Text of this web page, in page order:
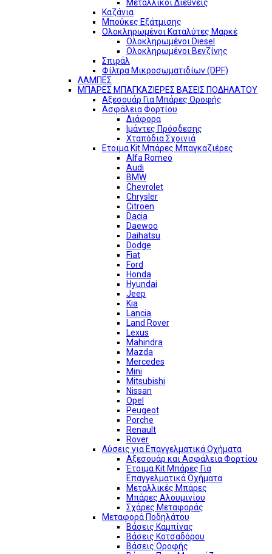
Μεταλλικοί Διεθνείς
Καζάνια
Μπούκες Εξάτμισης
Ολοκληρωμένοι Καταλύτες Μαρκέ
Ολοκληρωμένοι Diesel
Ολοκληρωμένοι Βενζίνης
Σπιράλ
Φίλτρα Μικροσωματιδίων (DPF)
ΛΑΜΠΕΣ
ΜΠΑΡΕΣ ΜΠΑΓΚΑΖΙΕΡΕΣ ΒΑΣΕΙΣ ΠΟΔΗΛΑΤΟΥ
Αξεσουάρ Για Μπάρες Οροφής
Ασφάλεια Φορτίου
Διάφορα
Ιμάντες Πρόσδεσης
Χταπόδια Σχοινιά
Ετοιμα Kit Μπάρες Μπαγκαζιέρες
Alfa Romeo
Audi
BMW
Chevrolet
Chrysler
Citroen
Dacia
Daewoo
Daihatsu
Dodge
Fiat
Ford
Honda
Hyundai
Jeep
Kia
Lancia
Land Rover
Lexus
Mahindra
Mazda
Mercedes
Mini
Mitsubishi
Nissan
Opel
Peugeot
Porche
Renault
Rover
Λύσεις για Επαγγελματικά Οχήματα
Αξεσουάρ και Ασφάλεια Φορτίου
Έτοιμα Kit Μπάρες Για
Επαγγελματικά Οχήματα
Μεταλλικές Μπάρες
Μπάρες Αλουμινίου
Σχάρες Μεταφοράς
Μεταφορά Ποδηλάτου
Βάσεις Καμπίνας
Βάσεις Κοτσαδόρου
Βάσεις Οροφής